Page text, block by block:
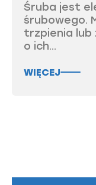
Śruba jest
śrubowego.
trzpienia lub
o ich...
WIĘCEJ